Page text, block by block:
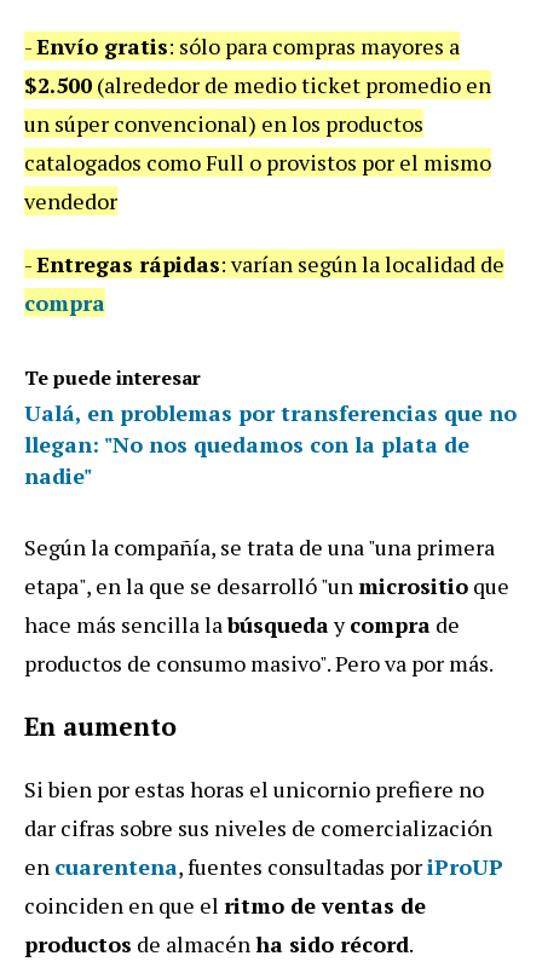
-Envío gratis: sólo para compras mayores a
$2.500 (alrededor de medio ticket promedio en
un súper convencional) en los productos
catalogados como Full o provistos por el mismo
vendedor
-Entregas rápidas: varían según la localidad de
compra
Te puede interesar
Ualá, en problemas por transferencias que no
llegan: "No nos quedamos con la plata de
nadie"
Según la compañía, se trata de una "una primera
etapa", en la que se desarrolló "unmicrositio que
hace más sencilla labúsquedaycompra de
productos de consumo masivo". Pero va por más.
En aumento
Si bien por estas horas el unicornio prefiere no
dar cifras sobre sus niveles de comercialización
en cuarentena, fuentes consultadas poriProUP
coinciden en que el ritmo de ventas de
productos de almacénha sido récord.